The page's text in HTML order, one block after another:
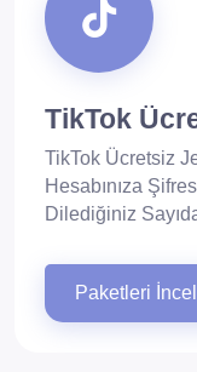
TikTok
TikTok Ücretsiz
Hesabınıza
Dilediğiniz
Paketleri